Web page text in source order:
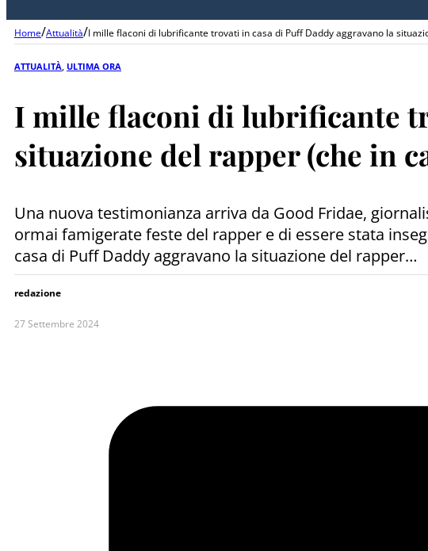
Home/Attualità/I mille flaconi di lubrificante trovati in casa di Puff Daddy aggravano la
ATTUALITÀ ULTIMA ORA
I mille flaconi di lubrificante
situazione del rapper (che in
Una nuova testimonianza arriva da Good Fridae,
ormai famigerate feste del rapper e di essere stata
casa di Puff Daddy aggravano la situazione del rapper…
redazione
27 Settembre 2024